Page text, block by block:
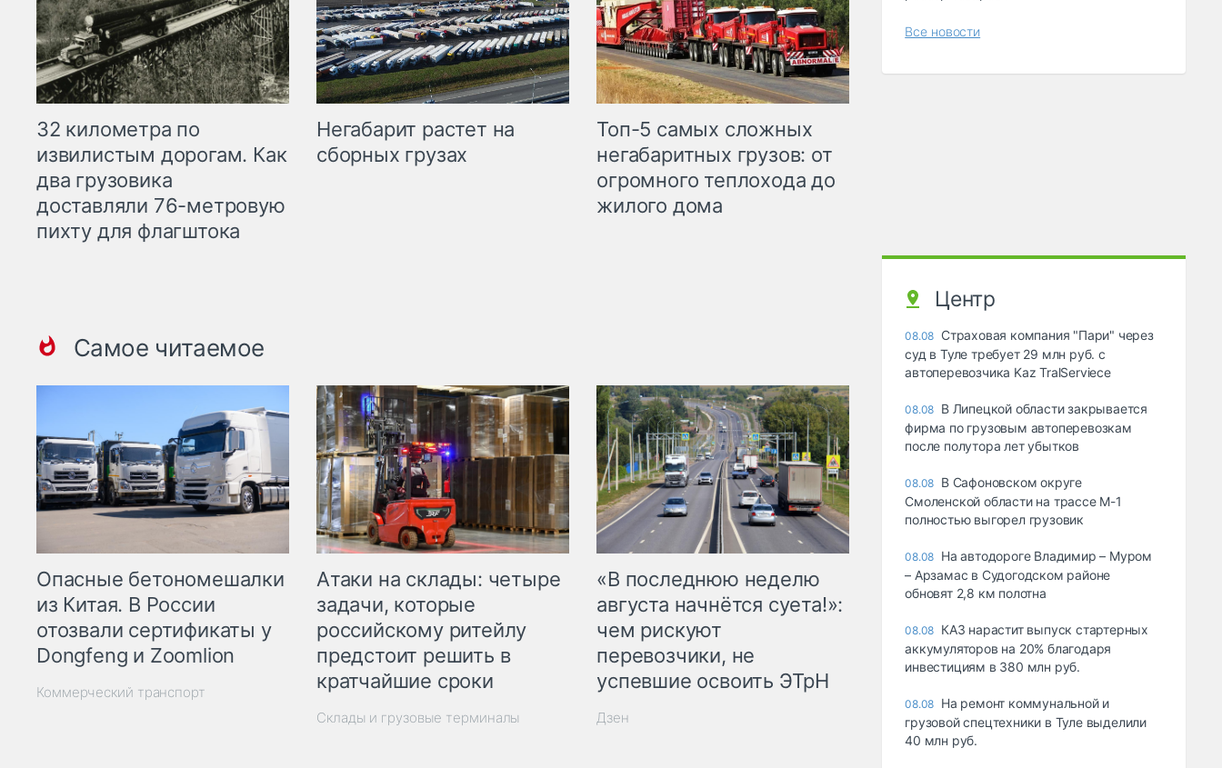
32 километра по
извилистым дорогам. Как
два грузовика
доставляли 76-метровую
пихту для флагштока
Негабарит растет на
сборных грузах
Топ-5 самых сложных
негабаритных грузов: от
огромного теплохода до
жилого дома
Самое читаемое
Опасные бетономешалки
из Китая. В России
отозвали сертификаты у
Dongfeng и Zoomlion
Коммерческий транспорт
Атаки на склады: четыре
задачи, которые
российскому ритейлу
предстоит решить в
кратчайшие сроки
Склады и грузовые терминалы
«В последнюю неделю
августа начнётся суета!»:
чем рискуют
перевозчики, не
успевшие освоить ЭТрН
Дзен
Все новости
Центр
08.08 Страховая компания "Пари" через
суд в Туле требует 29 млн руб. с
автоперевозчика Kaz TralServiece
08.08 В Липецкой области закрывается
фирма по грузовым автоперевозкам
после полутора лет убытков
08.08 В Сафоновском округе
Смоленской области на трассе М-1
полностью выгорел грузовик
08.08 На автодороге Владимир – Муром
– Арзамас в Судогодском районе
обновят 2,8 км полотна
08.08 КАЗ нарастит выпуск стартерных
аккумуляторов на 20% благодаря
инвестициям в 380 млн руб.
08.08 На ремонт коммунальной и
грузовой спецтехники в Туле выделили
40 млн руб.